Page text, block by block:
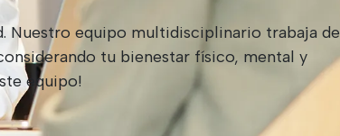
Nuestro equipo multidisciplinario trabaja de
tu bienestar físico, mental y
equipo!​